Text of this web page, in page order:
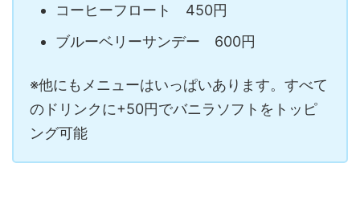
コーヒーフロート 450円
ブルーベリーサンデー 600円
※他にもメニューはいっぱいあります。すべて
のドリンクに+50円でバニラソフトをトッピ
ング可能